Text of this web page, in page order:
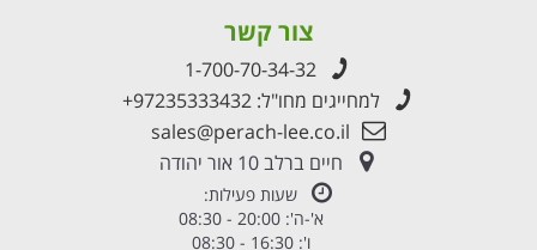
צור קשר
1-700-70-34-32
למחייגים מחו"ל:+97235333432
sales@perach-lee.co.il
חיים ברלב 10 אור יהודה
שעות פעילות:
א'-ה': 20:00 - 08:30
ו': 16:30 - 08:30